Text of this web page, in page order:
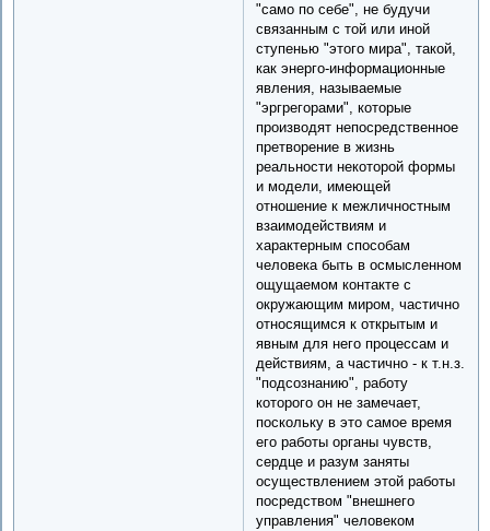
"само по себе", не будучи
связанным с той или иной
ступенью "этого мира", такой,
как энерго-информационные
явления, называемые
"эргрегорами", которые
производят непосредственное
претворение в жизнь
реальности некоторой формы
и модели, имеющей
отношение к межличностным
взаимодействиям и
характерным способам
человека быть в осмысленном
ощущаемом контакте с
окружающим миром, частично
относящимся к открытым и
явным для него процессам и
действиям, а частично - к т.н.з.
"подсознанию", работу
которого он не замечает,
поскольку в это самое время
его работы органы чувств,
сердце и разум заняты
осуществлением этой работы
посредством "внешнего
управления" человеком